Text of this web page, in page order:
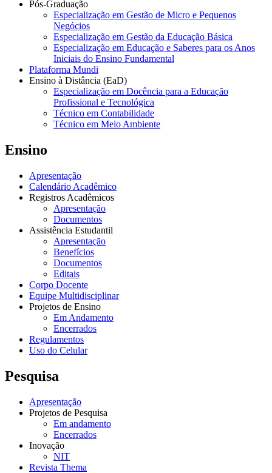
Pós-Graduação
Especialização em Gestão de Micro e Pequenos
Negócios
Especialização em Gestão da Educação Básica
Especialização em Educação e Saberes para os Anos
Iniciais do Ensino Fundamental
Plataforma Mundi
Ensino à Distância (EaD)
Especialização em Docência para a Educação
Profissional e Tecnológica
Técnico em Contabilidade
Técnico em Meio Ambiente
Ensino
Apresentação
Calendário Acadêmico
Registros Acadêmicos
Apresentação
Documentos
Assistência Estudantil
Apresentação
Benefícios
Documentos
Editais
Corpo Docente
Equipe Multidisciplinar
Projetos de Ensino
Em Andamento
Encerrados
Regulamentos
Uso do Celular
Pesquisa
Apresentação
Projetos de Pesquisa
Em andamento
Encerrados
Inovação
NIT
Revista Thema